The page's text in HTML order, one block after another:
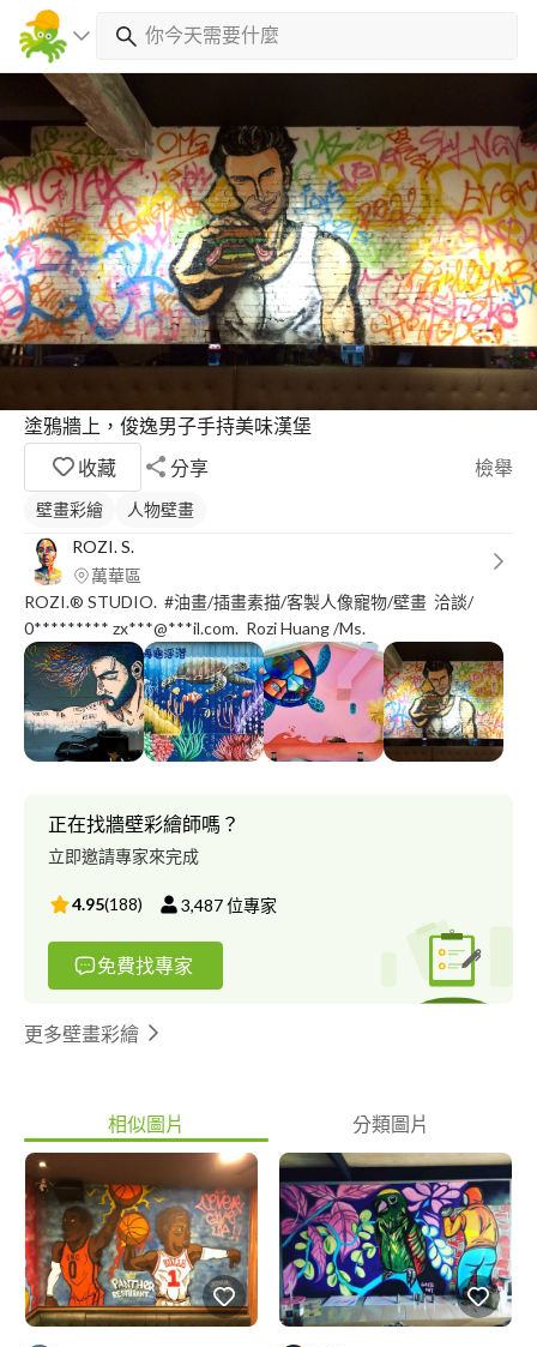
塗鴉牆上，俊逸男子手持美味漢堡
收藏
分享 檢舉
壁畫彩繪
人物壁畫
ROZI. S.
萬華區
ROZI.® STUDIO. #油畫/插畫素描/客製人像寵物/壁畫 洽談/
0********* zx***@***il.com. Rozi Huang /Ms.
正在找牆壁彩繪師嗎？
立即邀請專家來完成
4.95(188) 3,487位專家
免費找專家
更多壁畫彩繪
相似圖片 分類圖片